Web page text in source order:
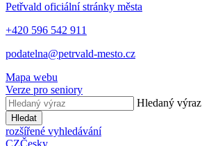
Petřvald oficiální stránky města
+420 596 542 911
podatelna@petrvald-mesto.cz
Mapa webu
Verze pro seniory
Hledaný výraz
Hledat
rozšířené vyhledávání
CZČesky